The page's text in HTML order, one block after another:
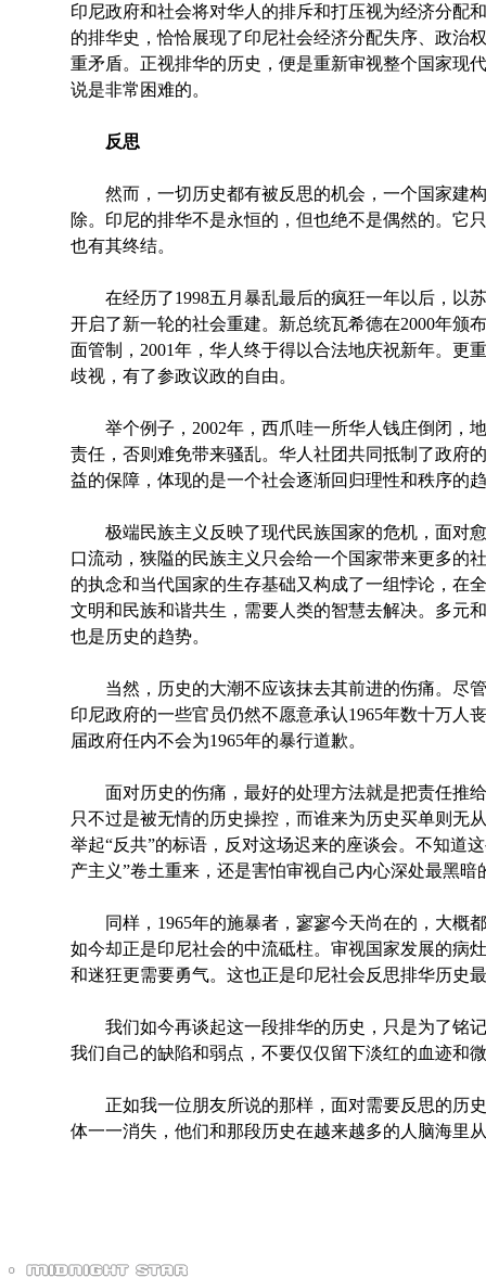
印尼政府和社会将对华人的排斥和打压视为经济分配
的排华史，恰恰展现了印尼社会经济分配失序、政治
重矛盾。正视排华的历史，便是重新审视整个国家现
说是非常困难的。
反思
然而，一切历史都有被反思的机会，一个国家建构
除。印尼的排华不是永恒的，但也绝不是偶然的。它
也有其终结。
在经历了1998五月暴乱最后的疯狂一年以后，以
开启了新一轮的社会重建。新总统瓦希德在2000年颁
面管制，2001年，华人终于得以合法地庆祝新年。更
歧视，有了参政议政的自由。
举个例子，2002年，西爪哇一所华人钱庄倒闭，
责任，否则难免带来骚乱。华人社团共同抵制了政府
益的保障，体现的是一个社会逐渐回归理性和秩序的
极端民族主义反映了现代民族国家的危机，面对愈
口流动，狭隘的民族主义只会给一个国家带来更多的
的执念和当代国家的生存基础又构成了一组悖论，在
文明和民族和谐共生，需要人类的智慧去解决。多元
也是历史的趋势。
当然，历史的大潮不应该抹去其前进的伤痛。尽管
印尼政府的一些官员仍然不愿意承认1965年数十万人
届政府任内不会为1965年的暴行道歉。
面对历史的伤痛，最好的处理方法就是把责任推给
只不过是被无情的历史操控，而谁来为历史买单则无
举起“反共”的标语，反对这场迟来的座谈会。不知道
产主义”卷土重来，还是害怕审视自己内心深处最黑暗
同样，1965年的施暴者，寥寥今天尚在的，大概都
如今却正是印尼社会的中流砥柱。审视国家发展的病
和迷狂更需要勇气。这也正是印尼社会反思排华历史
我们如今再谈起这一段排华的历史，只是为了铭记
我们自己的缺陷和弱点，不要仅仅留下淡红的血迹和
正如我一位朋友所说的那样，面对需要反思的历史
体一一消失，他们和那段历史在越来越多的人脑海里